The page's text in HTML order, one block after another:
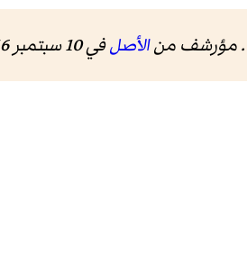
. مؤرشف منالأصلفي 10 سبتمبر 2016